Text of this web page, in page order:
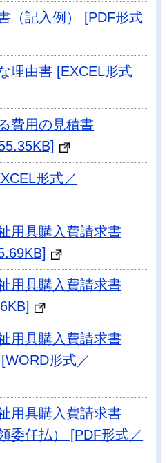
（記入例） [PDF形式
理由書 [EXCEL形式
費用の見積書
形式／
用具購入費請求書
用具購入費請求書
用具購入費請求書
形式／
用具購入費請求書
委任払） [PDF形式／